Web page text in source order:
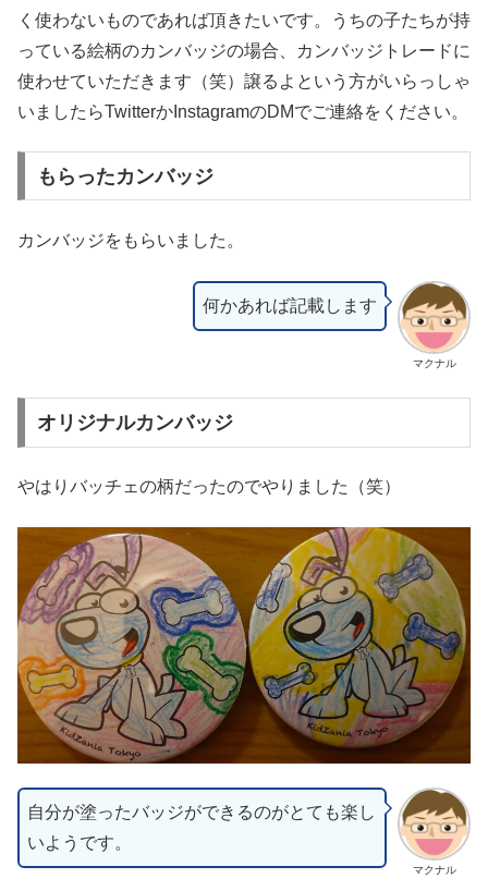
く使わないものであれば頂きたいです。うちの子たちが持
っている絵柄のカンバッジの場合、カンバッジトレードに
使わせていただきます（笑）譲るよという方がいらっしゃ
いましたらTwitterかInstagramのDMでご連絡をください。
もらったカンバッジ
カンバッジをもらいました。
マクナル
何かあれば記載します
オリジナルカンバッジ
やはりバッチェの柄だったのでやりました（笑）
マクナル
自分が塗ったバッジができるのがとても楽し
いようです。